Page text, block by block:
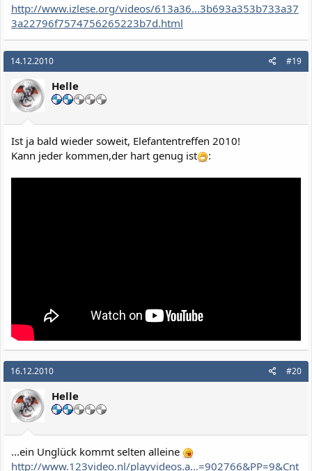
http://www.izlese.org/videos/613a36...3b693a353b733a37
3a22796f7574756265223b7d.html
14.12.2010 #19
Helle
Ist ja bald wieder soweit, Elefantentreffen 2010!
Kann jeder kommen,der hart genug ist
:
16.12.2010 #20
Helle
...ein Unglück kommt selten alleine
http://www.123video.nl/playvideos.a...=902766&PP=9&Cnt